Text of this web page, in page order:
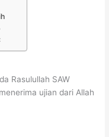
Rasulullah SAW
ujian dari Allah